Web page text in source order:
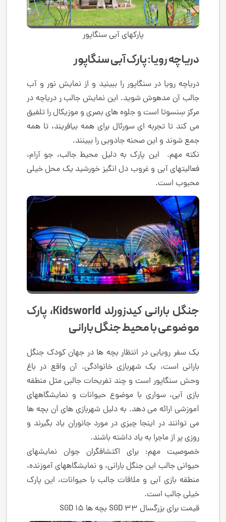
پارکهای آبی سنگاپور
دریاچه رویا: پارک آبی سنگاپور
دریاچه رویا در سنگاپور را ببینید و از نمایش نور و آب
جالب آن مدهوش شوید. این نمایش جالب ر دریاچه در
مرکز سِنسوتا است و جلوه های بصری و موزیکال را تلفیق
می کند تا تجربه ای سورئال برای همه بیافریند، تا همه
جمع شوند و این صحنه جادویی را ببینند.
نکته مهم. این پارک به دلیل محیط جالب، جو آرام،
فعالیتهای آبی و غروب دل انگیز خورشید یک محل خیلی
محبوب است.
جنگل بارانی کیدزورلد Kidsworld، پارک
موضوعی با محیط جنگل بارانی
یک سفر رویایی در انتظار بچه ها در جهان کودک جنگل
بارانی است، یک شهربازی خانوادگی. آن واقع در باغ
وحش سنگاپور است و چند تفریحات جالبی مثل منطقه
بازی آبی، سواری با موضوع حیوانات و نمایشگاههای
آموزشی ارائه می دهد. به دلیل شهربازی های آن بچه ها
می توانند در اینجا چیزی در مورد جانوران یاد بگیرند و
روزی پر از ماجرا به یاد داشته باشند.
خصوصیت مهم: برای اکتشافگران جوان نمایشهای
حیوانی جالب این جنگل بارانی، و نمایشگاههای آموزنده،
منطقه بازی آبی و ملاقات جالب با حیوانات، این پارک
خیلی جالب است.
قیمت برای بزرگسال 33 SGD بچه ها 15 SGD